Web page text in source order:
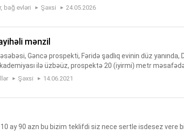
sistemi isti poldur Kondisioneri var(LG) ...
bağ evləri Şəxsi 24.05.2026
mənzil
Gəncə prospekti, Fəridə şadlıq evinin düz yanında,
ilə üzbəüz, prospektə 20 (iyirmi) metr məsafədə
binanın 5-ci mərtəbəsində qanuni 2 otaqlı, binanın ...
Şəxsi 14.06.2021
ay 90 azn bu bizim teklifdi siz nece sertle isdesez vere